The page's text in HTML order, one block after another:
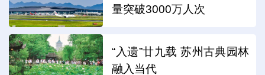
量突破3000万人次
“入遗”廿九载 苏州古典园林
融入当代